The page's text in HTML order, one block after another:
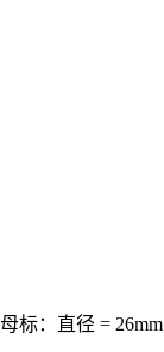
母标：直径 = 26mm